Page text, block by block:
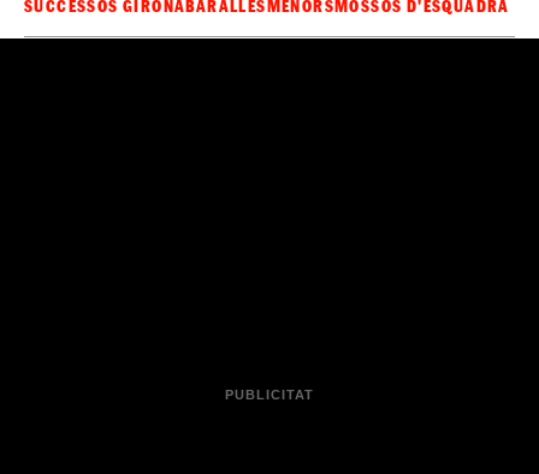
SUCCESSOS GIRONABARALLESMENORSMOSSOS D'ESQUADRA